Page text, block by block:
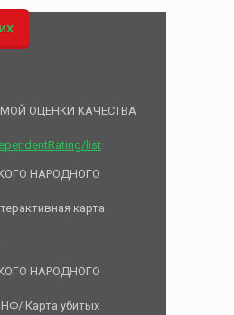
ОЦЕНКИ КАЧЕСТВА
list
НАРОДНОГО
карта
НАРОДНОГО
Карта убитых